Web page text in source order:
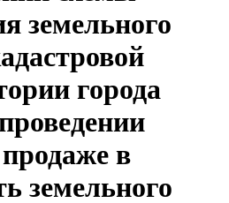
земельного
города
в
земельного